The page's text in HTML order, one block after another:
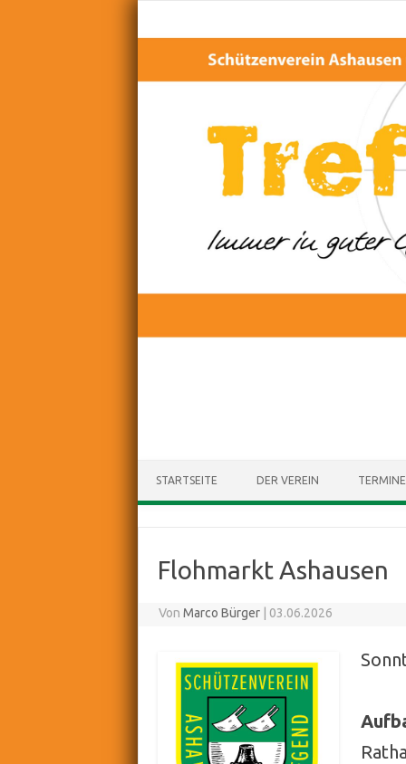
STARTSEITE DER VEREIN TERMINE
Flohmarkt Ashausen
VonMarco Bürger 03.06.2026